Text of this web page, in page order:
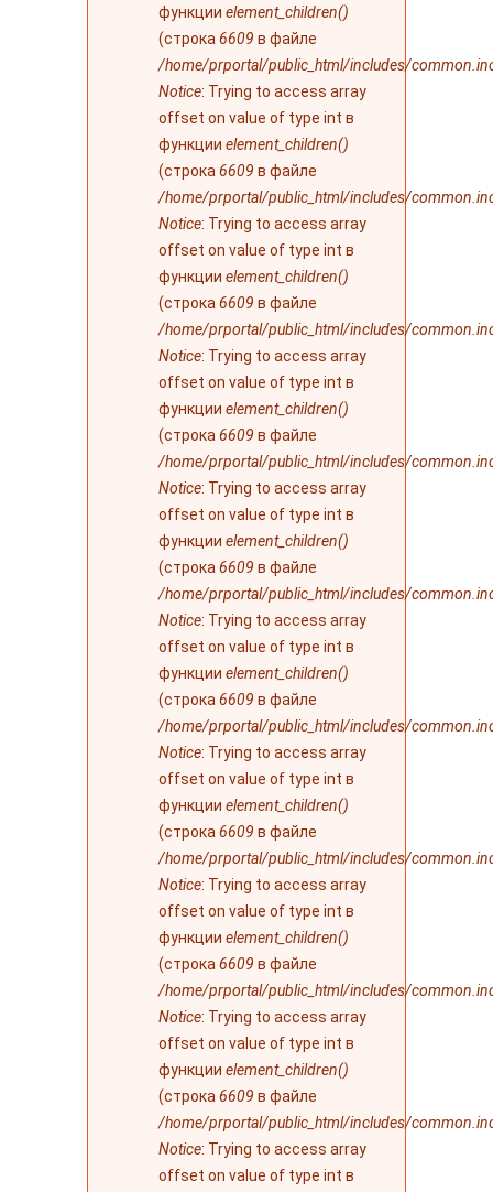
функции element_children()
(строка 6609 в файле
/home/prportal/public_html/includes/
Notice: Trying to access array
offset on value of type int в
функции element_children()
(строка 6609 в файле
/home/prportal/public_html/includes/
Notice: Trying to access array
offset on value of type int в
функции element_children()
(строка 6609 в файле
/home/prportal/public_html/includes/
Notice: Trying to access array
offset on value of type int в
функции element_children()
(строка 6609 в файле
/home/prportal/public_html/includes/
Notice: Trying to access array
offset on value of type int в
функции element_children()
(строка 6609 в файле
/home/prportal/public_html/includes/
Notice: Trying to access array
offset on value of type int в
функции element_children()
(строка 6609 в файле
/home/prportal/public_html/includes/
Notice: Trying to access array
offset on value of type int в
функции element_children()
(строка 6609 в файле
/home/prportal/public_html/includes/
Notice: Trying to access array
offset on value of type int в
функции element_children()
(строка 6609 в файле
/home/prportal/public_html/includes/
Notice: Trying to access array
offset on value of type int в
функции element_children()
(строка 6609 в файле
/home/prportal/public_html/includes/
Notice: Trying to access array
offset on value of type int в